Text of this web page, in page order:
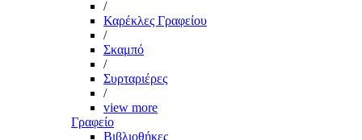
/
Καρέκλες Γραφείου
/
Σκαμπό
/
Συρταριέρες
/
view more
Γραφείο
Βιβλιοθήκες